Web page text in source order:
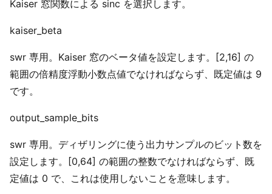
Kaiser 窓関数による sinc を選択します。
kaiser_beta
swr 専用。Kaiser 窓のベータ値を設定します。[2,16] の
範囲の倍精度浮動小数点値でなければならず、既定値は 9
です。
output_sample_bits
swr 専用。ディザリングに使う出力サンプルのビット数を
設定します。[0,64] の範囲の整数でなければならず、既
定値は 0 で、これは使用しないことを意味します。